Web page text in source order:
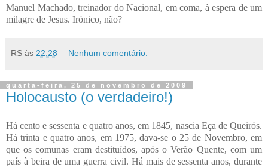
Manuel Machado, treinador do Nacional, em coma, à espera de um
milagre de Jesus. Irónico, não?
RS às 22:28 Nenhum comentário:
quarta-feira, 25 de novembro de 2009
Holocausto (o verdadeiro!)
Há cento e sessenta e quatro anos, em 1845, nascia Eça de Queirós.
Há trinta e quatro anos, em 1975, dava-se o 25 de Novembro, em
que os comunas eram destituídos, após o Verão Quente, com um
país à beira de uma guerra civil. Há mais de sessenta anos, durante